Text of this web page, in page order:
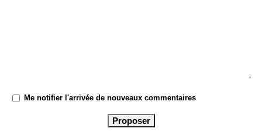
Me notifier l'arrivée de nouveaux commentaires